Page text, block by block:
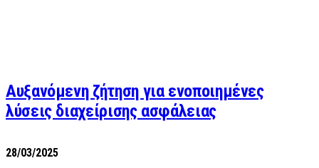
Αυξανόμενη ζήτηση για ενοποιημένες
λύσεις διαχείρισης ασφάλειας
28/03/2025